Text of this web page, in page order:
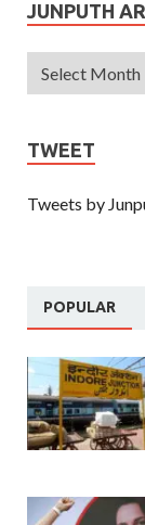
JUNPUTH
TWEET
Tweets by
POPULAR